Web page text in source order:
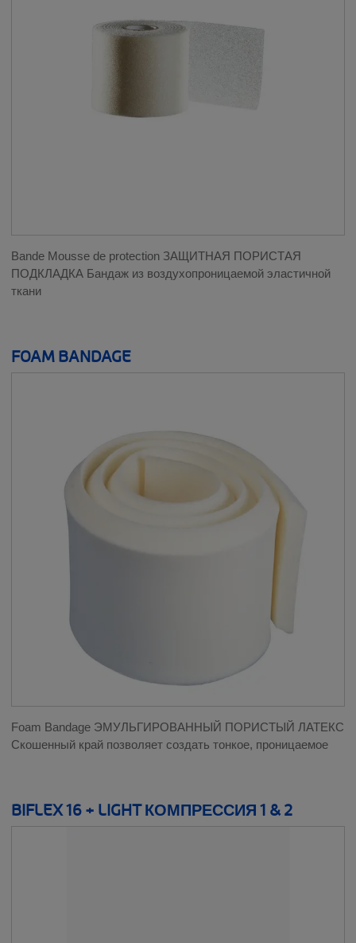
Bande Mousse de protection ЗАЩИТНАЯ ПОРИСТАЯ
ПОДКЛАДКА Бандаж из воздухопроницаемой эластичной
ткани
FOAM BANDAGE
Foam Bandage ЭМУЛЬГИРОВАННЫЙ ПОРИСТЫЙ ЛАТЕКС
Скошенный край позволяет создать тонкое, проницаемое
BIFLEX 16 + LIGHT КОМПРЕССИЯ 1 & 2